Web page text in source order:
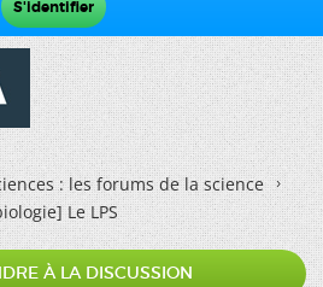
: les forums de la science
Le LPS
À LA DISCUSSION